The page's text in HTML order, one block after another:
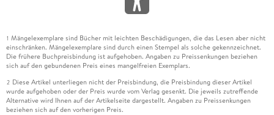
1 Mängelexemplare sind Bücher mit leichten Beschädigungen, die das Lesen aber nicht
einschränken. Mängelexemplare sind durch einen Stempel als solche gekennzeichnet.
Die frühere Buchpreisbindung ist aufgehoben. Angaben zu Preissenkungen beziehen
sich auf den gebundenen Preis eines mangelfreien Exemplars.
2 Diese Artikel unterliegen nicht der Preisbindung, die Preisbindung dieser Artikel
wurde aufgehoben oder der Preis wurde vom Verlag gesenkt. Die jeweils zutreffende
Alternative wird Ihnen auf der Artikelseite dargestellt. Angaben zu Preissenkungen
beziehen sich auf den vorherigen Preis.